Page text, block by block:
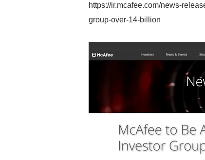
https://ir.mcafee.com/news-
group-over-14-billion